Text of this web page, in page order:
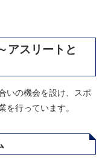
アスリートと
いの機会を設け、スポ
を行っています。